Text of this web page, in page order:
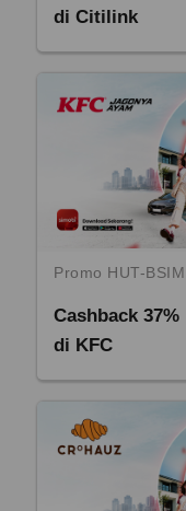
di Citilink
Promo HUT-BSIM
Cashback 37%
di KFC